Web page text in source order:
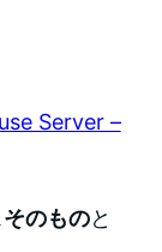
Server –
そのものと